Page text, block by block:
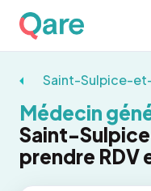
Saint-Sulpice-
Médecin
Saint-
prendre